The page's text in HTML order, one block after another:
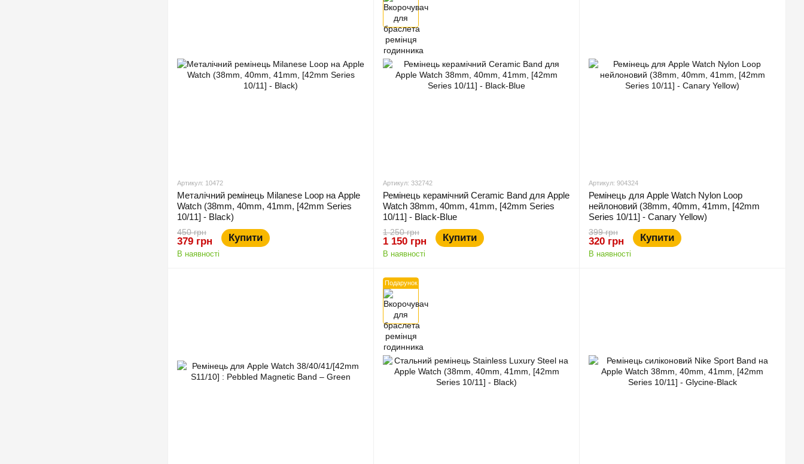
Артикул: 10472
Металічний ремінець Milanese Loop на Apple
Watch (38mm, 40mm, 41mm, [42mm Series
10/11] - Black)
450 грн
379 грн Купити
В наявності
Артикул: 332742
Ремінець керамічний Ceramic Band для Apple
Watch 38mm, 40mm, 41mm, [42mm Series
10/11] - Black-Blue
1 250 грн
1 150 грн Купити
В наявності
Артикул: 904324
Ремінець для Apple Watch Nylon Loop
нейлоновий (38mm, 40mm, 41mm, [42mm
Series 10/11] - Canary Yellow)
399 грн
320 грн Купити
В наявності
Подарунок